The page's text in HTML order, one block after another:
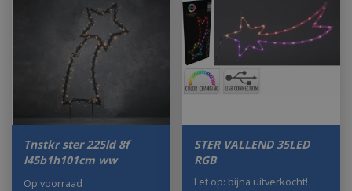
Tnstkr ster 225ld 8f
l45b1h101cm ww
Op voorraad
STER VALLEND 35LED
RGB
Let op: bijna uitverkocht!